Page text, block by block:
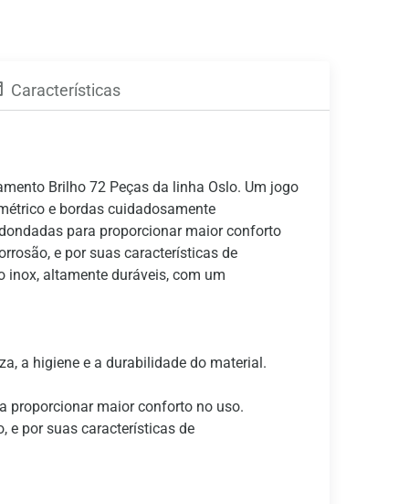
Características
Brilho 72 Peças da linha Oslo. Um jogo
e bordas cuidadosamente
para proporcionar maior conforto
e por suas características de
inox, altamente duráveis, com um
a higiene e a durabilidade do material.
proporcionar maior conforto no uso.
e por suas características de